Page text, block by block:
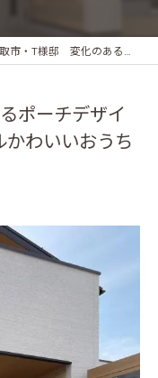
T様邸 変化のあるポーチデザインにこだわったナチュラルかわいいおうち
ポーチデザイ
かわいいおうち